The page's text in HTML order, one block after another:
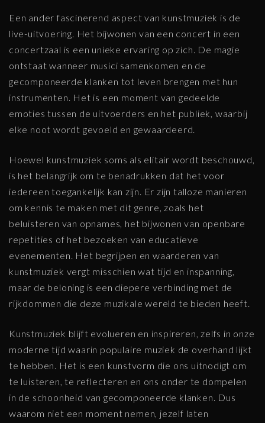
Een ander fascinerend aspect van kunstmuziek is de
live-uitvoering. Het bijwonen van een concert in een
concertzaal is een unieke ervaring op zich. De magie
ontstaat wanneer musici samenkomen en de
gecomponeerde klanken tot leven brengen met hun
instrumenten. Het is een moment van gedeelde
emoties tussen de uitvoerders en het publiek, waarbij
elke noot wordt gevoeld en gewaardeerd.
Hoewel kunstmuziek soms als elitair wordt beschouwd,
is het belangrijk om te benadrukken dat het voor
iedereen toegankelijk kan zijn. Er zijn talloze manieren
om kennis te maken met dit genre, zoals het
beluisteren van opnames, het bijwonen van openbare
repetities of het bezoeken van educatieve
evenementen. Het begrijpen en waarderen van
kunstmuziek vergt misschien wat tijd en inspanning,
maar de beloning is een diepere verbinding met de
rijkdommen die deze muzikale wereld te bieden heeft.
Kunstmuziek blijft evolueren en inspireren, zelfs in onze
moderne tijd waarin populaire muziek de overhand lijkt
te hebben. Het is een kunstvorm die ons uitnodigt om
te luisteren, te reflecteren en ons onder te dompelen
in de schoonheid van gecomponeerde klanken. Dus
waarom niet een moment nemen, jezelf laten